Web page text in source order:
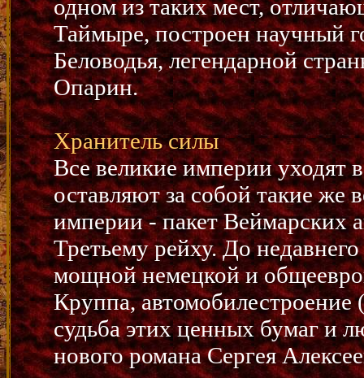
одном из таких мест,
Таймыре, построен научный
Беловодья, легендарной
Опарин.
Хранитель силы
Все великие империи уходят
оставляют за собой такие же
империи - пакет Веймарских
Третьему рейху. До
мощной немецкой и
Круппа,
судьба этих ценных бумаг и
нового романа Сергея